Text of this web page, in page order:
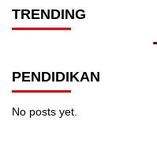
TRENDING
PENDIDIKAN
No posts yet.